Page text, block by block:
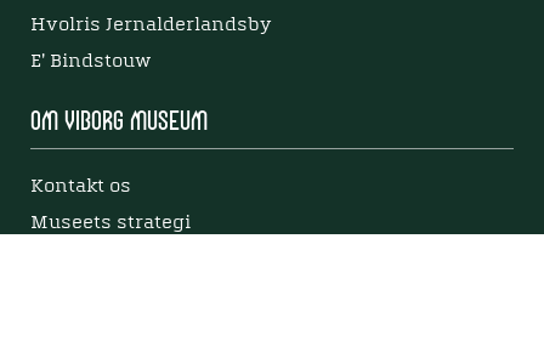
Hvolris Jernalderlandsby
E' Bindstouw
Om Viborg Museum
Kontakt os
Museets strategi